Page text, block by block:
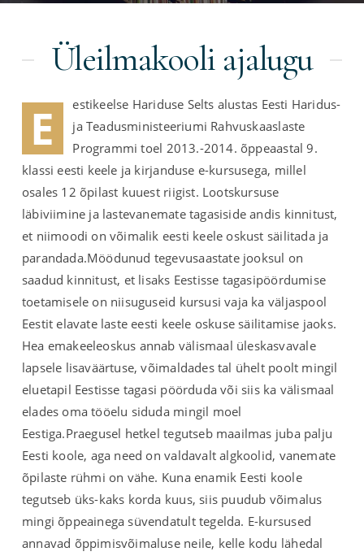
Üleilmakooli ajalugu
E
estikeelse Hariduse Selts alustas Eesti Haridus-
ja Teadusministeeriumi Rahvuskaaslaste
Programmi toel 2013.-2014. õppeaastal 9.
klassi eesti keele ja kirjanduse e-kursusega, millel
osales 12 õpilast kuuest riigist. Lootskursuse
läbiviimine ja lastevanemate tagasiside andis kinnitust,
et niimoodi on võimalik eesti keele oskust säilitada ja
parandada.Möödunud tegevusaastate jooksul on
saadud kinnitust, et lisaks Eestisse tagasipöördumise
toetamisele on niisuguseid kursusi vaja ka väljaspool
Eestit elavate laste eesti keele oskuse säilitamise jaoks.
Hea emakeeleoskus annab välismaal üleskasvavale
lapsele lisaväärtuse, võimaldades tal ühelt poolt mingil
eluetapil Eestisse tagasi pöörduda või siis ka välismaal
elades oma tööelu siduda mingil moel
Eestiga.Praegusel hetkel tegutseb maailmas juba palju
Eesti koole, aga need on valdavalt algkoolid, vanemate
õpilaste rühmi on vähe. Kuna enamik Eesti koole
tegutseb üks-kaks korda kuus, siis puudub võimalus
mingi õppeainega süvendatult tegelda. E-kursused
annavad õppimisvõimaluse neile, kelle kodu lähedal